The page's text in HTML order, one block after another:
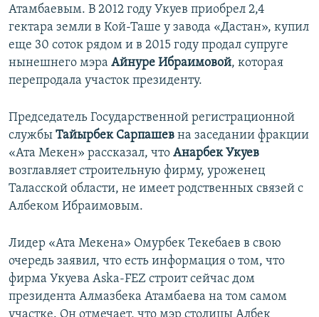
Атамбаевым. В 2012 году Укуев приобрел 2,4
гектара земли в Кой-Таше у завода «Дастан», купил
еще 30 соток рядом и в 2015 году продал супруге
нынешнего мэра Айнуре Ибраимовой, которая
перепродала участок президенту.
Председатель Государственной регистрационной
службы Тайырбек Сарпашев на заседании фракции
«Ата Мекен» рассказал, что Анарбек Укуев
возглавляет строительную фирму, уроженец
Таласской области, не имеет родственных связей с
Албеком Ибраимовым.
Лидер «Ата Мекена» Омурбек Текебаев в свою
очередь заявил, что есть информация о том, что
фирма Укуева Aska-FEZ строит сейчас дом
президента Алмазбека Атамбаева на том самом